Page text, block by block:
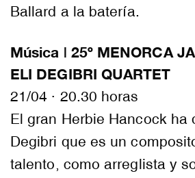
Ballard a la batería.
Música | 25º MENORCA
ELI DEGIBRI QUARTET
21/04 · 20.30 horas
El gran Herbie Hancock ha
Degibri que es un
talento, como arreglista y